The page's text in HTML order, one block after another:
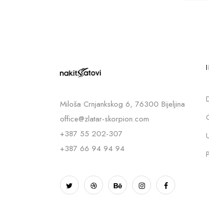
Miloša Crnjankskog 6, 76300 Bijeljina
office@zlatar-skorpion.com
+387 55 202-307
+387 66 94 94 94